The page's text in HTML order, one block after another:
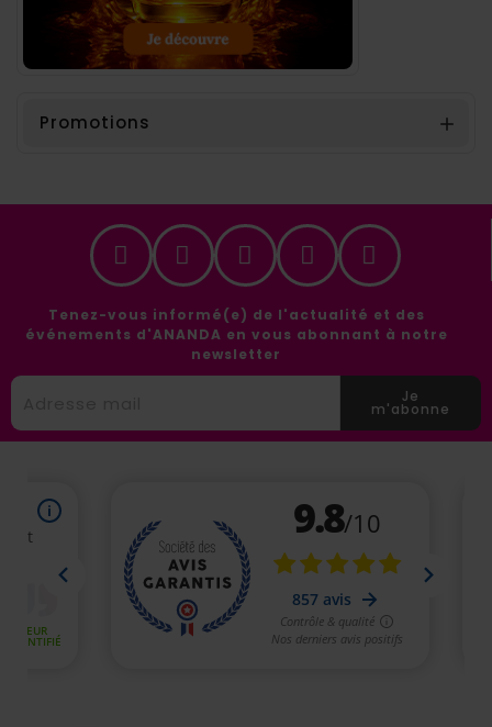
Promotions 
Tenez-vous informé(e) de l'actualité et des
événements d'ANANDA en vous abonnant à notre
newsletter
Je
m'abonne